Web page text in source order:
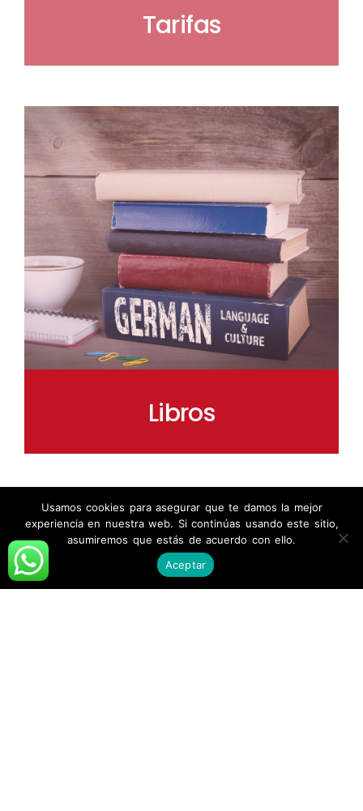
Tarifas
Libros
Usamos cookies para asegurar que te damos la mejor
experiencia en nuestra web. Si continúas usando este sitio,
asumiremos que estás de acuerdo con ello.
Aceptar